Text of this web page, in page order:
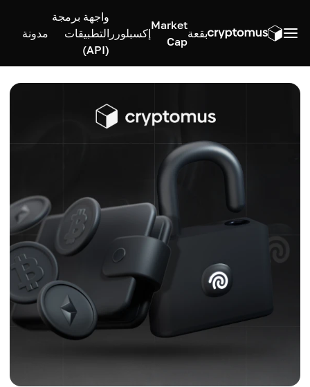
بقعة
Market
Cap
إكسبلورر
واجهة برمجة
التطبيقات
(API)
مدونة